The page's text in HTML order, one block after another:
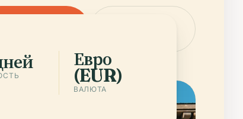
Евро
(EUR)
ВАЛЮТА